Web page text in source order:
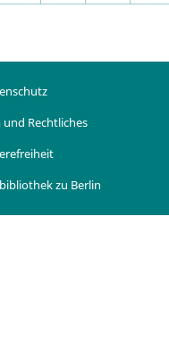
Rechtliches
zu Berlin